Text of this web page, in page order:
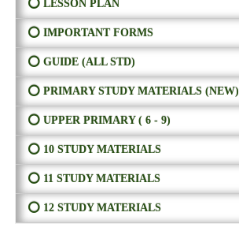
⭕ LESSON PLAN
⭕ IMPORTANT FORMS
⭕ GUIDE (ALL STD)
⭕ PRIMARY STUDY MATERIALS (NEW)
⭕ UPPER PRIMARY ( 6 - 9)
⭕ 10 STUDY MATERIALS
⭕ 11 STUDY MATERIALS
⭕ 12 STUDY MATERIALS